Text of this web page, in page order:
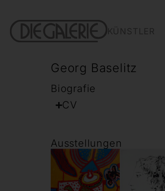
KÜNSTLER
Georg Baselitz
Biografie
CV
Ausstellungen